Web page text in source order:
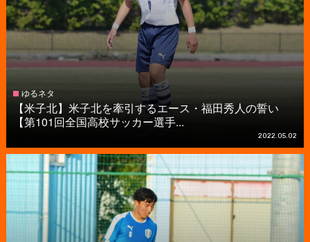
ゆるネタ
【米子北】米子北を牽引するエース・福田秀人の誓い
【第101回全国高校サッカー選手...
2022.05.02